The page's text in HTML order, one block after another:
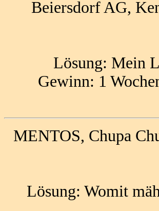
Beiersdorf AG,
Lösung: Mein
Gewinn: 1
MENTOS, Chupa
Lösung: Womit